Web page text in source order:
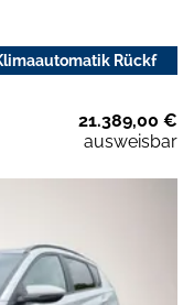
Rückf
21.389,00 €
ausweisbar